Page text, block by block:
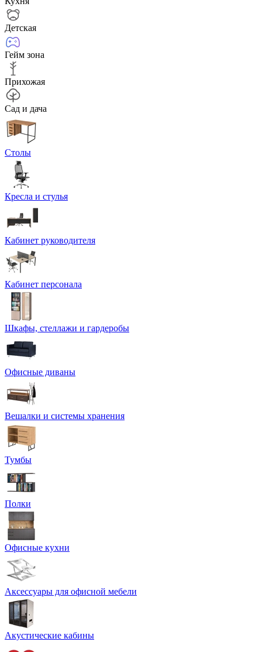
Детская
Гейм зона
Прихожая
Сад и дача
Столы
Кресла и стулья
Кабинет руководителя
Кабинет персонала
Шкафы, стеллажи и гардеробы
Офисные диваны
Вешалки и системы хранения
Тумбы
Полки
Офисные кухни
Аксессуары для офисной мебели
Акустические кабины